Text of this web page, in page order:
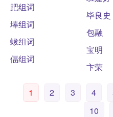
跁组词
埲组词
蛂组词
偪组词
毕良史
包融
宝明
卞荣
1 2 3 4
10